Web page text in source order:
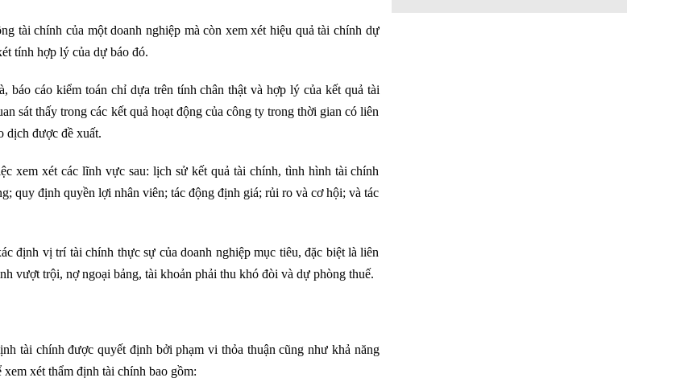
tài chính của một doanh nghiệp mà còn xem xét hiệu quả tài chính dự
tính hợp lý của dự báo đó.
cáo kiểm toán chỉ dựa trên tính chân thật và hợp lý của kết quả tài
sát thấy trong các kết quả hoạt động của công ty trong thời gian có liên
dịch được đề xuất.
xem xét các lĩnh vực sau: lịch sử kết quả tài chính, tình hình tài chính
quy định quyền lợi nhân viên; tác động định giá; rủi ro và cơ hội; và tác
định vị trí tài chính thực sự của doanh nghiệp mục tiêu, đặc biệt là liên
vượt trội, nợ ngoại bảng, tài khoản phải thu khó đòi và dự phòng thuế.
tài chính được quyết định bởi phạm vi thỏa thuận cũng như khả năng
xét thẩm định tài chính bao gồm: